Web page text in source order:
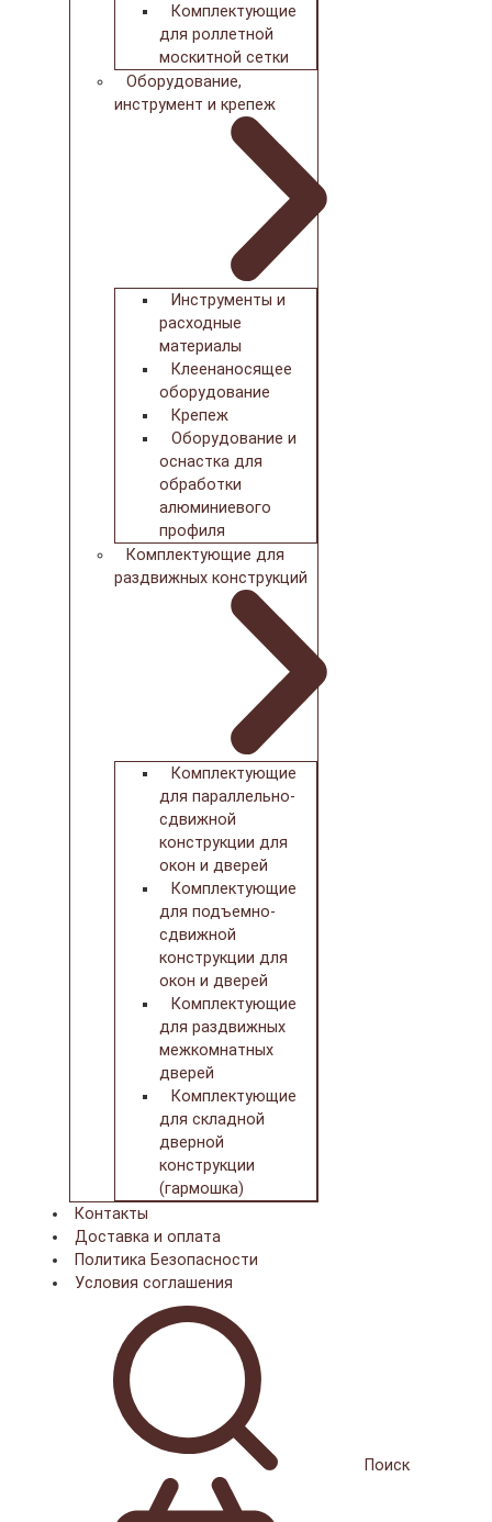
Комплектующие
для роллетной
москитной сетки
Оборудование,
инструмент и крепеж
Инструменты и
расходные
материалы
Клеенаносящее
оборудование
Крепеж
Оборудование и
оснастка для
обработки
алюминиевого
профиля
Комплектующие для
раздвижных конструкций
Комплектующие
для параллельно-
сдвижной
конструкции для
окон и дверей
Комплектующие
для подъемно-
сдвижной
конструкции для
окон и дверей
Комплектующие
для раздвижных
межкомнатных
дверей
Комплектующие
для складной
дверной
конструкции
(гармошка)
Контакты
Доставка и оплата
Политика Безопасности
Условия соглашения
Поиск